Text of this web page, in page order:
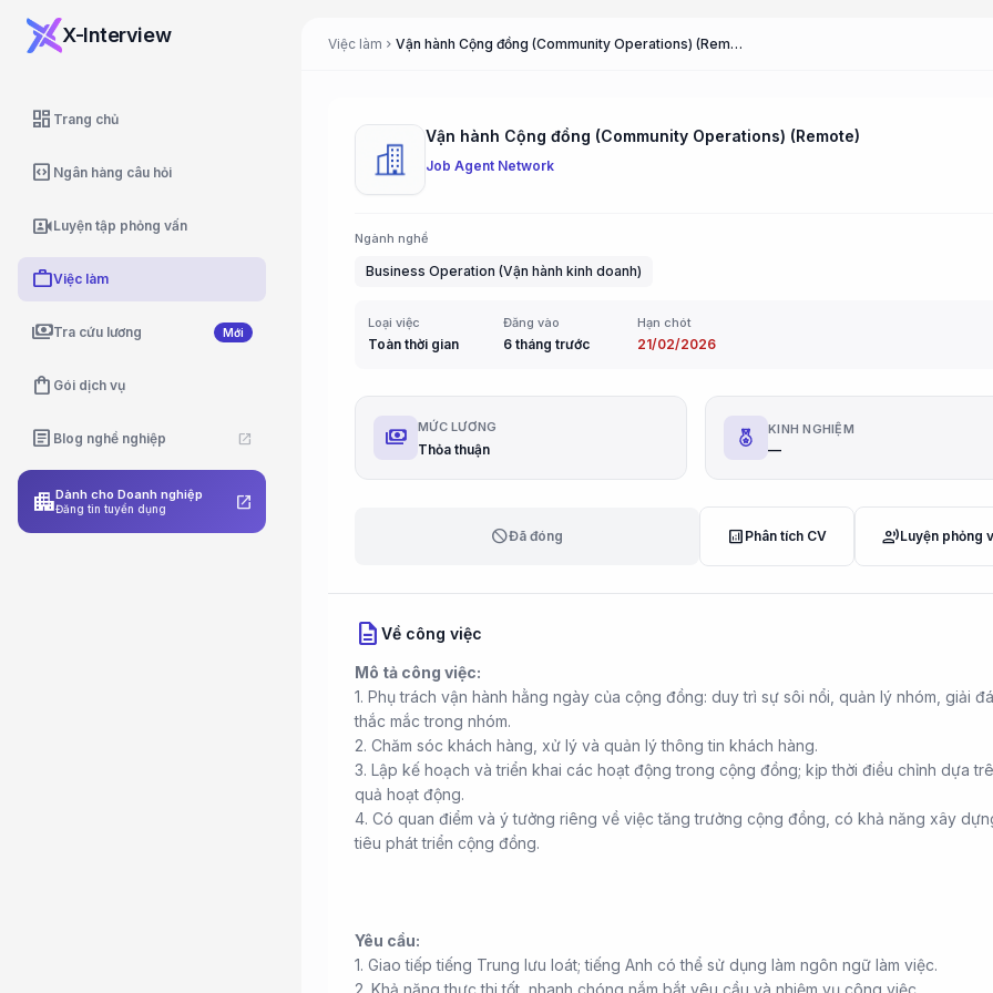
X-Interview
dashboard Trang chủ
code_blocks Ngân hàng câu hỏi
video_camera_frontLuyện tập phỏng vấn
workViệc làm
paymentsTra cứu lương Mới
shopping_bag Gói dịch vụ
article Blog nghề nghiệp open_in_new
apartmentDành cho Doanh nghiệp
Đăng tin tuyển dụng open_in_new
Việc làm chevron_right Vận hành Cộng đồng (Community Operations) (Remote)
Vận hành Cộng đồng (Community Operations) (Remote)
Job Agent Network
Ngành nghề
Business Operation (Vận hành kinh doanh)
Loại việc
Toàn thời gian
Đăng vào
6 tháng trước
Hạn chót
21/02/2026
payments MỨC LƯƠNG
Thỏa thuận
KINH NGHIỆM
—
blockĐã đóng analytics Phân tích CV record_voice_overLuyện phỏng
description Về công việc
Mô tả công việc:
1. Phụ trách vận hành hằng ngày của cộng đồng: duy trì sự sôi nổi, quản lý nhóm, giải
thắc mắc trong nhóm.
2. Chăm sóc khách hàng, xử lý và quản lý thông tin khách hàng.
3. Lập kế hoạch và triển khai các hoạt động trong cộng đồng; kịp thời điều chỉnh dựa
quả hoạt động.
4. Có quan điểm và ý tưởng riêng về việc tăng trưởng cộng đồng, có khả năng xây
tiêu phát triển cộng đồng.
Yêu cầu:
1. Giao tiếp tiếng Trung lưu loát; tiếng Anh có thể sử dụng làm ngôn ngữ làm việc.
2. Khả năng thực thi tốt, nhanh chóng nắm bắt yêu cầu và nhiệm vụ công việc.